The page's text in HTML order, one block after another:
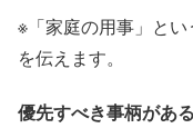
※「家庭の用事」と
を伝えます。
優先すべき事柄があ